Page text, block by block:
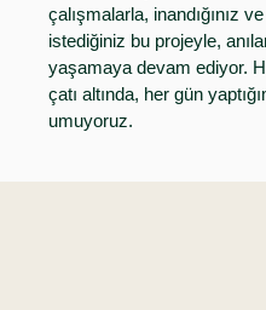
çalışmalarla, inandığınız
istediğiniz bu projeyle,
yaşamaya devam ediyor.
çatı altında, her gün
umuyoruz.